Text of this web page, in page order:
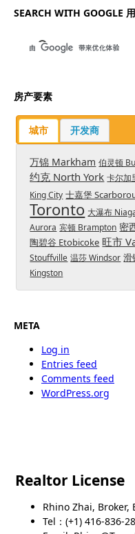
SEARCH WITH GOOGLE
房产要素
城市 开发商
万锦 Markham 伯灵顿
约克 North York 卡尔加
King City 士嘉堡
Toronto 大瀑布
Aurora 宾顿 Brampton 密
陶碧谷 Etobicoke 旺市
Stouffville 温莎 Windsor 滑
Kingston
META
Log in
Entries feed
Comments feed
WordPress.org
Realtor License
Rhino Zhai, Broker,
Tel：(+1) 416-836-